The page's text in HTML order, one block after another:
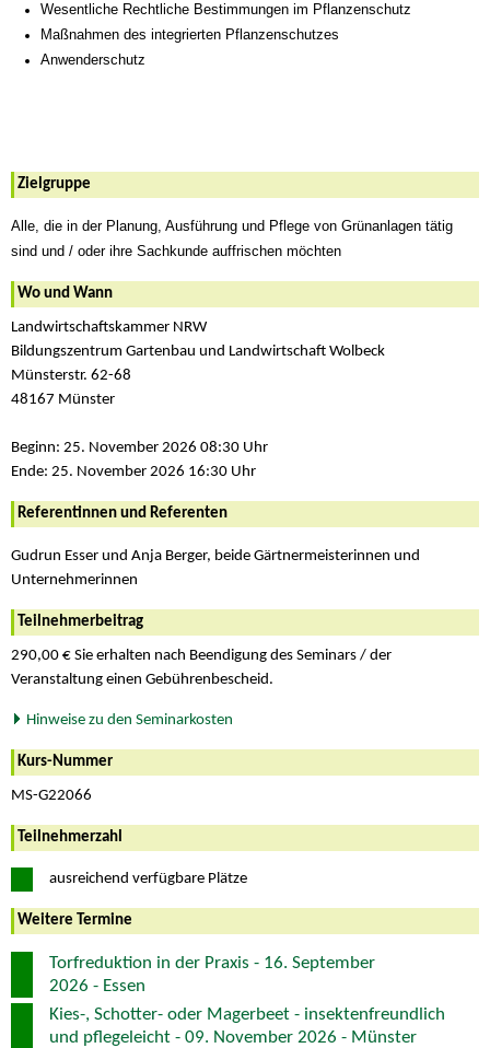
Wesentliche Rechtliche Bestimmungen im Pflanzenschutz
Maßnahmen des integrierten Pflanzenschutzes
Anwenderschutz
Zielgruppe
Alle, die in der Planung, Ausführung und Pflege von Grünanlagen tätig
sind und / oder ihre Sachkunde auffrischen möchten
Wo und Wann
Landwirtschaftskammer NRW
Bildungszentrum Gartenbau und Landwirtschaft Wolbeck
Münsterstr. 62-68
48167 Münster
Beginn: 25. November 2026 08:30 Uhr
Ende: 25. November 2026 16:30 Uhr
Referentinnen und Referenten
Gudrun Esser und Anja Berger, beide Gärtnermeisterinnen und
Unternehmerinnen
Teilnehmerbeitrag
290,00 € Sie erhalten nach Beendigung des Seminars / der
Veranstaltung einen Gebührenbescheid.
Hinweise zu den Seminarkosten
Kurs-Nummer
MS-G22066
Teilnehmerzahl
ausreichend verfügbare Plätze
Weitere Termine
Torfreduktion in der Praxis - 16. September
2026 - Essen
Kies-, Schotter- oder Magerbeet - insektenfreundlich
und pflegeleicht - 09. November 2026 - Münster